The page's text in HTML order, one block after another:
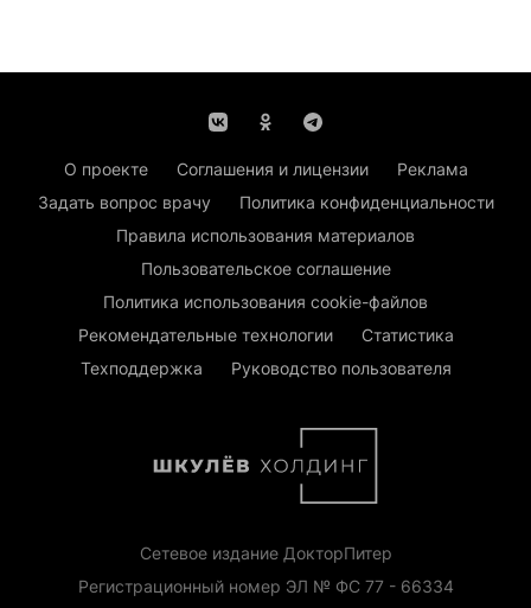
О проекте Соглашения и лицензии
Реклама
Задать вопрос врачу
Политика конфиденциальности
Правила использования материалов
Пользовательское соглашение
Политика использования cookie-файлов
Рекомендательные технологии
Статистика
Техподдержка
Руководство пользователя
Сетевое издание ДокторПитер
Регистрационный номер ЭЛ № ФС 77 - 66334